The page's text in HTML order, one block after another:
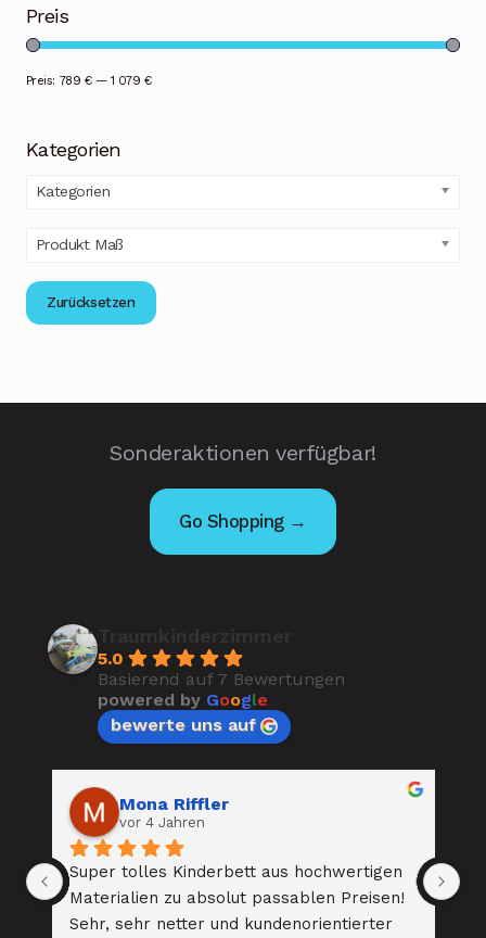
Preis
Preis: 789 €— 1 079 €
Kategorien
Kategorien
Produkt Maß
Zurücksetzen
Sonderaktionen verfügbar!
Go Shopping →
5.0
Basierend auf 7 Bewertungen
powered by Google
bewerte uns auf
Mona Riffler
vor 4 Jahren
Super tolles Kinderbett aus hochwertigen
Materialien zu absolut passablen Preisen!
Sehr, sehr netter und kundenorientierter